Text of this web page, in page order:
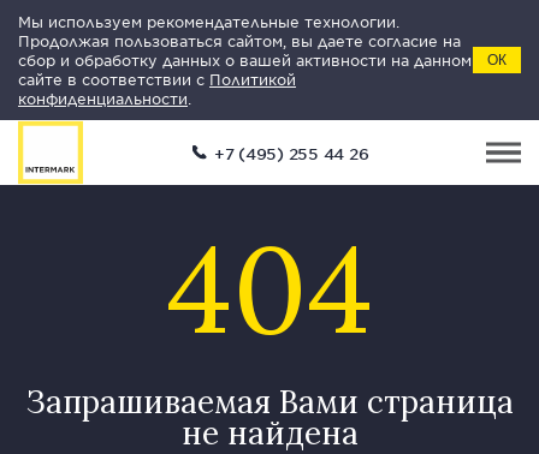
Мы используем рекомендательные технологии.
Продолжая пользоваться сайтом, вы даете согласие на
сбор и обработку данных о вашей активности на данном
сайте в соответствии с Политикой
конфиденциальности
ОК
+7 (495) 255 44 26
404
Запрашиваемая Вами страница
не найдена